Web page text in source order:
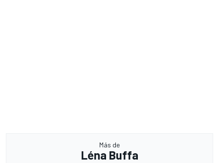
Más de
Léna Buffa